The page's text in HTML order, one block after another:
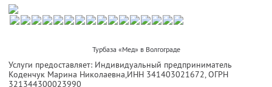
Турбаза «Мед» в Волгограде
Услуги предоставляет: Индивидуальный предприниматель
Коденчук Марина Николаевна,ИНН 341403021672, ОГРН
321344300023990